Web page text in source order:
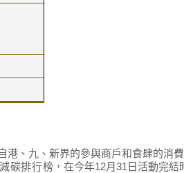
港、九、新界的參與商戶和食肆的消
碳排行榜 ，在今年12月31日活動完結